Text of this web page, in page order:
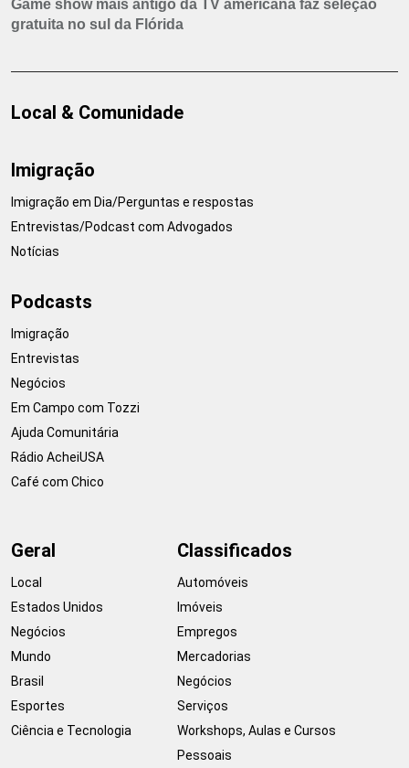
Game show mais antigo da TV americana faz seleção
gratuita no sul da Flórida
Local & Comunidade
Imigração
Imigração em Dia/Perguntas e respostas
Entrevistas/Podcast com Advogados
Notícias
Podcasts
Imigração
Entrevistas
Negócios
Em Campo com Tozzi
Ajuda Comunitária
Rádio AcheiUSA
Café com Chico
Geral
Local
Estados Unidos
Negócios
Mundo
Brasil
Esportes
Ciência e Tecnologia
Classificados
Automóveis
Imóveis
Empregos
Mercadorias
Negócios
Serviços
Workshops, Aulas e Cursos
Pessoais